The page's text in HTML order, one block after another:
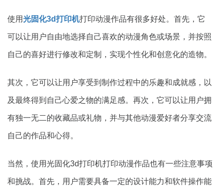
使用光固化3d打印机打印动漫作品有很多好处。首先，它
可以让用户自由地选择自己喜欢的动漫角色或场景，并按照
自己的喜好进行修改和定制，实现个性化和创意化的造物。
其次，它可以让用户享受到制作过程中的乐趣和成就感，以
及最终得到自己心爱之物的满足感。再次，它可以让用户拥
有独一无二的收藏品或礼物，并与其他动漫爱好者分享交流
自己的作品和心得。
当然，使用光固化3d打印机打印动漫作品也有一些注意事项
和挑战。首先，用户需要具备一定的设计能力和软件操作能